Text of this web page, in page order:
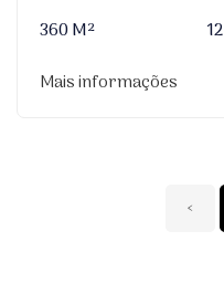
360 M²
Mais informações
‹